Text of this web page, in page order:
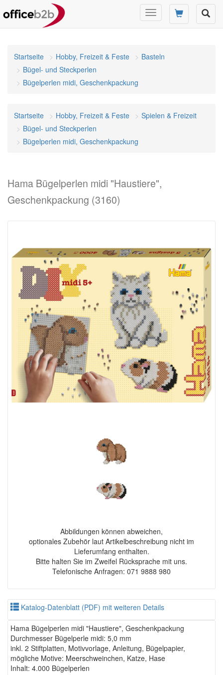
Navigation
umschalten
Startseite Hobby, Freizeit & Feste
Basteln
Bügel- und Steckperlen
Bügelperlen midi, Geschenkpackung
Startseite Hobby, Freizeit & Feste
Spielen & Freizeit
Bügel- und Steckperlen
Bügelperlen midi, Geschenkpackung
Hama Bügelperlen midi "Haustiere",
Geschenkpackung (3160)
Abbildungen können abweichen,
optionales Zubehör laut Artikelbeschreibung nicht im
Lieferumfang enthalten.
Bitte halten Sie im Zweifel Rücksprache mit uns.
Telefonische Anfragen: 071 9888 980
Katalog-Datenblatt (PDF) mit weiteren Details
Hama Bügelperlen midi "Haustiere", Geschenkpackung
Durchmesser Bügelperle midi: 5,0 mm
inkl. 2 Stiftplatten, Motivvorlage, Anleitung, Bügelpapier,
mögliche Motive: Meerschweinchen, Katze, Hase
Inhalt: 4.000 Bügelperlen